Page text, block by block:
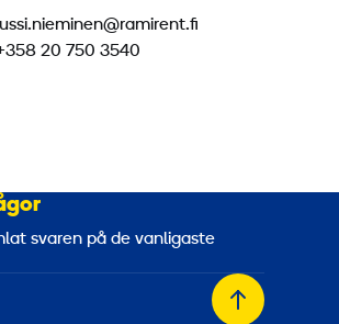
20 750 3540
svaren på de vanligaste
Tillbaka